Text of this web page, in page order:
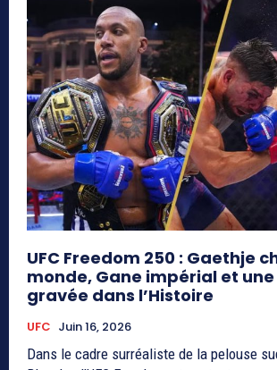
UFC Freedom 250 : Gaethje
monde, Gane impérial et
gravée dans l’Histoire
UFC Juin 16, 2026
Dans le cadre surréaliste de la pelouse